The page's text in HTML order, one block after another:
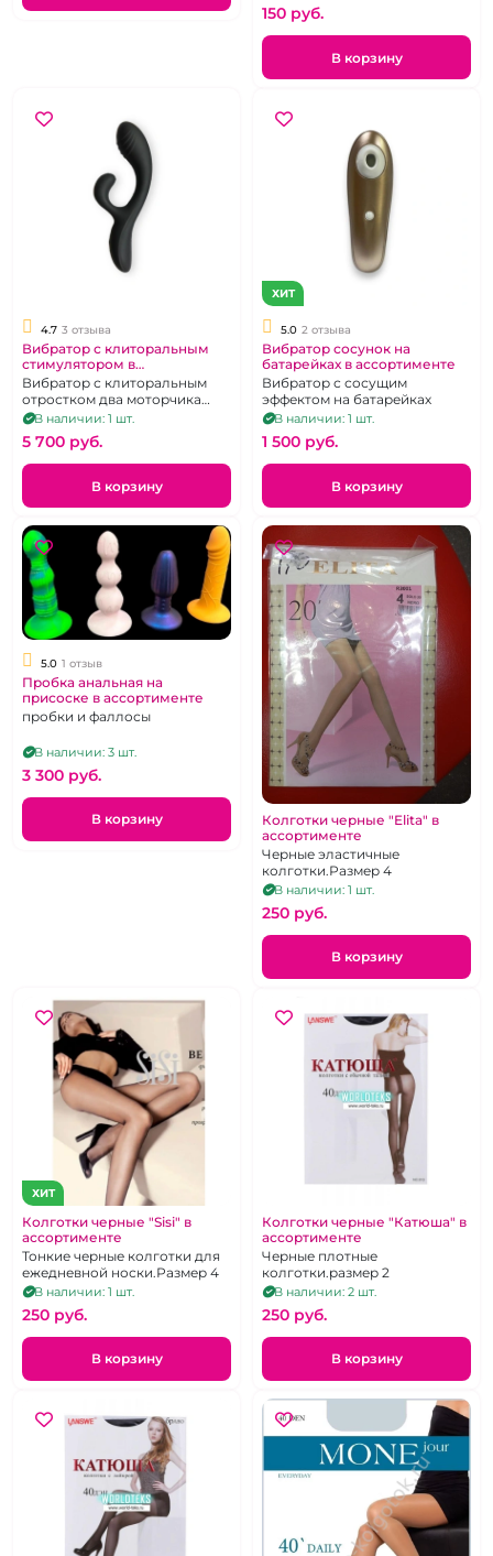
150 pуб.
В корзину
4.7 3 отзыва
Вибратор с клиторальным
стимулятором в
ассортименте
Вибратор с клиторальным
отростком два моторчика
одиннадцать режимов
В наличии: 1 шт.
5 700 pуб.
В корзину
ХИТ
5.0 2 отзыва
Вибратор сосунок на
батарейках в ассортименте
Вибратор с сосущим
эффектом на батарейках
В наличии: 1 шт.
1 500 pуб.
В корзину
5.0 1 отзыв
Пробка анальная на
присоске в ассортименте
пробки и фаллосы
В наличии: 3 шт.
3 300 pуб.
В корзину
Колготки черные "Elita" в
ассортименте
Черные эластичные
колготки.Размер 4
В наличии: 1 шт.
250 pуб.
В корзину
ХИТ
Колготки черные "Sisi" в
ассортименте
Тонкие черные колготки для
ежедневной носки.Размер 4
В наличии: 1 шт.
250 pуб.
В корзину
Колготки черные "Катюша" в
ассортименте
Черные плотные
колготки.размер 2
В наличии: 2 шт.
250 pуб.
В корзину